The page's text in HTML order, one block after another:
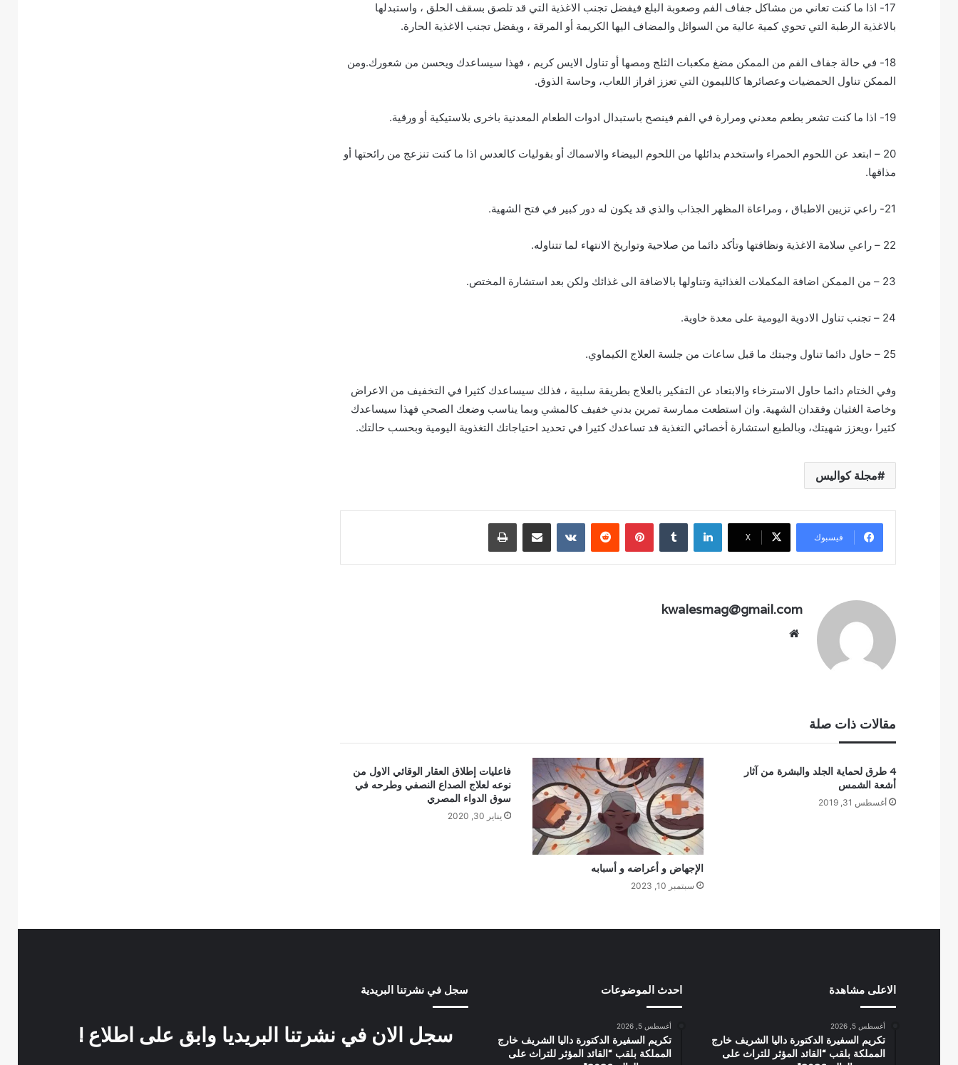
17- اذا ما كنت تعاني من مشاكل جفاف الفم وصعوبة البلع فيفضل تجنب الاغذية التي قد تلصق بسقف الحلق ، واستبدلها
بالاغذية الرطبة التي تحوي كمية عالية من السوائل والمضاف اليها الكريمة أو المرقة ، ويفضل تجنب الاغذية الحارة.
18- في حالة جفاف الفم من الممكن مضغ مكعبات الثلج ومصها أو تناول الايس كريم ، فهذا سيساعدك ويحسن من شعورك.ومن
الممكن تناول الحمضيات وعصائرها كالليمون التي تعزز افراز اللعاب، وحاسة الذوق.
19- اذا ما كنت تشعر بطعم معدني ومرارة في الفم فينصح باستبدال ادوات الطعام المعدنية باخرى بلاستيكية أو ورقية.
20 – ابتعد عن اللحوم الحمراء واستخدم بدائلها من اللحوم البيضاء والاسماك أو بقوليات كالعدس اذا ما كنت تنزعج من رائحتها أو
مذاقها.
21- راعي تزيين الاطباق ، ومراعاة المظهر الجذاب والذي قد يكون له دور كبير في فتح الشهية.
22 – راعي سلامة الاغذية ونظافتها وتأكد دائما من صلاحية وتواريخ الانتهاء لما تتناوله.
23 – من الممكن اضافة المكملات الغذائية وتناولها بالاضافة الى غذائك ولكن بعد استشارة المختص.
24 – تجنب تناول الادوية اليومية على معدة خاوية.
25 – حاول دائما تناول وجبتك ما قبل ساعات من جلسة العلاج الكيماوي.
وفي الختام دائما حاول الاسترخاء والابتعاد عن التفكير بالعلاج بطريقة سلبية ، فذلك سيساعدك كثيرا في التخفيف من الاعراض
وخاصة الغثيان وفقدان الشهية. وان استطعت ممارسة تمرين بدني خفيف كالمشي وبما يناسب وضعك الصحي فهذا سيساعدك
كثيرا ،ويعزز شهيتك، وبالطبع استشارة أخصائي التغذية قد تساعدك كثيرا في تحديد احتياجاتك التغذوية اليومية وبحسب حالتك.
مجلة كواليس
فيسبوك ‫X
لينكدإن بينتيريست مشاركة عبر البريد طباعة
kwalesmag@gmail.com
مقالات ذات صلة
4 طرق لحماية الجلد والبشرة من آثار
أشعة الشمس
أغسطس 31, 2019
الإجهاض و أعراضه و أسبابه
سبتمبر 10, 2023
فاعليات إطلاق العقار الوقائي الاول من
نوعه لعلاج الصداع النصفي وطرحه في
سوق الدواء المصري
يناير 30, 2020
الاعلى مشاهدة
أغسطس 5, 2026
تكريم السفيرة الدكتورة داليا الشريف خارج
المملكة بلقب “القائد المؤثر للتراث على
احدث الموضوعات
أغسطس 5, 2026
تكريم السفيرة الدكتورة داليا الشريف خارج
المملكة بلقب “القائد المؤثر للتراث على
سجل في نشرتنا البريدية
سجل الان في نشرتنا البريديا وابق على اطلاع !